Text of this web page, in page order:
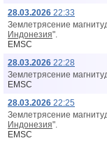
28.03.2026 22:33
Землетрясение
Индонезия".
EMSC
28.03.2026 22:28
Землетрясение
EMSC
28.03.2026 22:25
Землетрясение
Индонезия".
EMSC